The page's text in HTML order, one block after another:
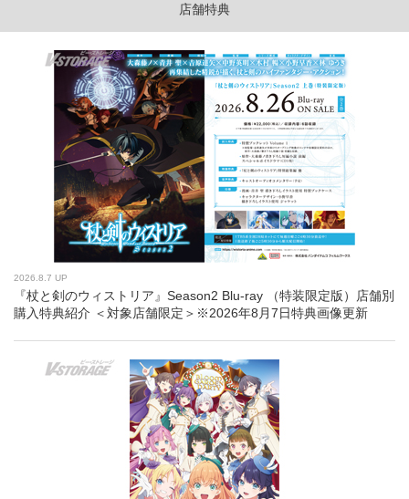
店舗特典
2026.8.7 UP
『杖と剣のウィストリア』Season2 Blu-ray （特装限定版）店舗別
購入特典紹介 ＜対象店舗限定＞※2026年8月7日特典画像更新